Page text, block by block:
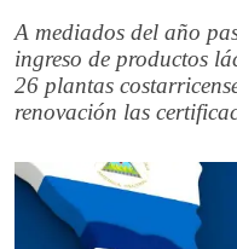
A mediados del año
ingreso de productos
26 plantas
renovación las